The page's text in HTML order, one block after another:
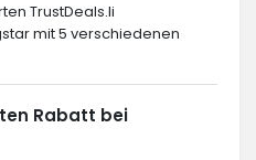
TrustDeals.li
mit 5 verschiedenen
Rabatt bei